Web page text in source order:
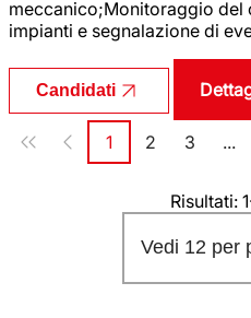
meccanico;Monitoraggio
impianti e segnalazione di
Candidati
Paginazione
Pagina
1 Pagina
2 Pagina
3 ...
Risultati:
Vedi 12 per